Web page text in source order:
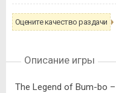
Оцените качество раздачи
Описание игры
The Legend of Bum-bo